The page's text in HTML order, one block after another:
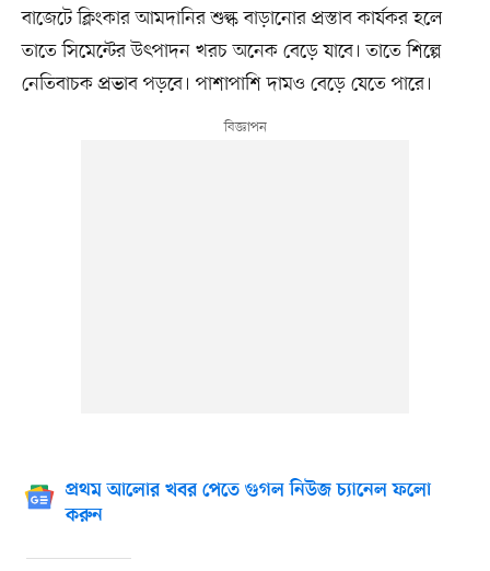
বাজেটে ক্লিংকার আমদানির শুল্ক বাড়ানোর প্রস্তাব কার্যকর হলে
তাতে সিমেন্টের উৎপাদন খরচ অনেক বেড়ে যাবে। তাতে শিল্পে
নেতিবাচক প্রভাব পড়বে। পাশাপাশি দামও বেড়ে যেতে পারে।
প্রথম আলোর খবর পেতে গুগল নিউজ চ্যানেল ফলো
করুন